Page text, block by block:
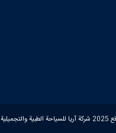
شركة آريا للسياحة الطبية والتجميلية